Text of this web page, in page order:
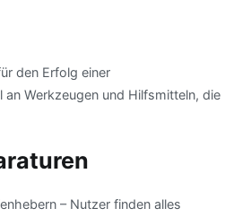
den Erfolg einer
Werkzeugen und Hilfsmitteln, die
– Nutzer finden alles